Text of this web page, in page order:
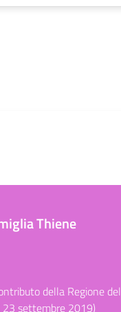
Thiene
della Regione del
23 settembre 2019)